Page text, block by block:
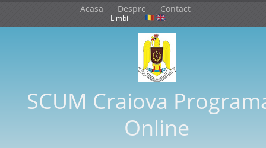
Acasa Despre Contact
Limbi
SCUM Craiova
Online